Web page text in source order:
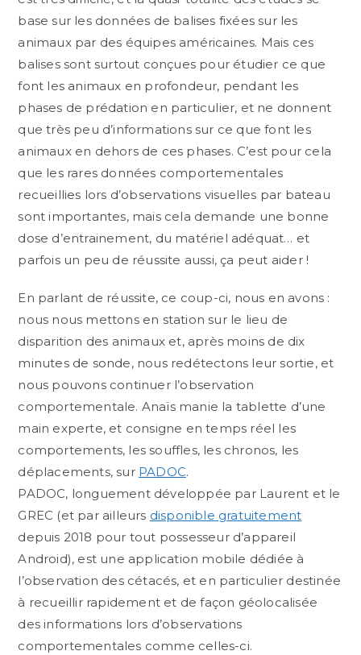
base sur les données de balises fixées sur les
animaux par des équipes américaines. Mais ces
balises sont surtout conçues pour étudier ce que
font les animaux en profondeur, pendant les
phases de prédation en particulier, et ne donnent
que très peu d’informations sur ce que font les
animaux en dehors de ces phases. C’est pour cela
que les rares données comportementales
recueillies lors d’observations visuelles par bateau
sont importantes, mais cela demande une bonne
dose d’entrainement, du matériel adéquat… et
parfois un peu de réussite aussi, ça peut aider !
En parlant de réussite, ce coup-ci, nous en avons :
nous nous mettons en station sur le lieu de
disparition des animaux et, après moins de dix
minutes de sonde, nous redétectons leur sortie, et
nous pouvons continuer l’observation
comportementale. Anaïs manie la tablette d’une
main experte, et consigne en temps réel les
comportements, les souffles, les chronos, les
déplacements, sur PADOC.
PADOC, longuement développée par Laurent et le
GREC (et par ailleurs disponible gratuitement
depuis 2018 pour tout possesseur d’appareil
Android), est une application mobile dédiée à
l’observation des cétacés, et en particulier destinée
à recueillir rapidement et de façon géolocalisée
des informations lors d’observations
comportementales comme celles-ci.